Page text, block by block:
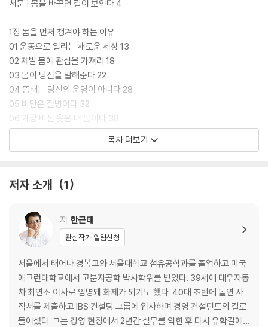
3천 번의 기업 강의와 CEO 700명과의 만남을 통해 깨달은 바를 명쾌하
가 희망이다》, 《회사가 희망이다》, 《중년예찬》, 《오픈 시크릿》등 다수의
책을 썼다.
? 책 속으로
몸을 지키지 못하면 지금 버는 돈, 미래의 찬란한 계획은 말짱 헛일이다. 돈
려고 한다. 일을 하려면 어쩔 수 없이 술을 마셔야 한다는 소리도 한다. 잘
나갈 때 바짝 벌어 놓아야 한다는 이야기도 들린다. 그렇게 돈 벌어서 무엇
을 할 건가? 아마도 무너진 건강을 되찾기 위해 번 돈을 다 쓰게 될지도 모
를 일이다. 많이 번 돈으로 6인실 대신 1인실에 누울 수 있는 게 유일한 호
사일지도 모른다.
?“제발 몸에 관심을 가져라”에서 (p.19)
서문 | 몸을 바꾸면 길이 보인다 4
1장 몸을 먼저 챙겨야 하는 이유
01 운동으로 열리는 새로운 세상 13
02 제발 몸에 관심을 가져라 18
03 몸이 당신을 말해준다 22
04 똥배는 당신의 운명이 아니다 28
05 비만은 질병이다 32
06 가장 비싼 옷은 내 몸이다 38
07 외모가 경쟁력이다 42
2장 내 몸을 공부하라
01 의사에게 몸을 외주 주지 말라 61
02 지식 노동자일수록 운동이 필요하다 65
03 무라카미 하루키 이야기 70
04 운동은 아름다움의 원천 75
05 몸을 괴롭히면 마음은 정리된다 79
06 근육이 중요한 이유 82
07 근육에 대한 지식 85
목차 더보기
저자 소개 1
저 한근태
관심작가 알림신청
서울에서 태어나 경복고와 서울대학교 섬유공학과를 졸업하고 미국
애크런대학교에서 고분자공학 박사학위를 받았다. 39세에 대우자동
차 최연소 이사로 임명돼 화제가 되기도 했다. 40대 초반에 돌연 사
직서를 제출하고 IBS 컨설팅 그룹에 입사하며 경영 컨설턴트의 길로
들어섰다. 그는 경영 현장에서 2년간 실무를 익힌 후 다시 유학길에